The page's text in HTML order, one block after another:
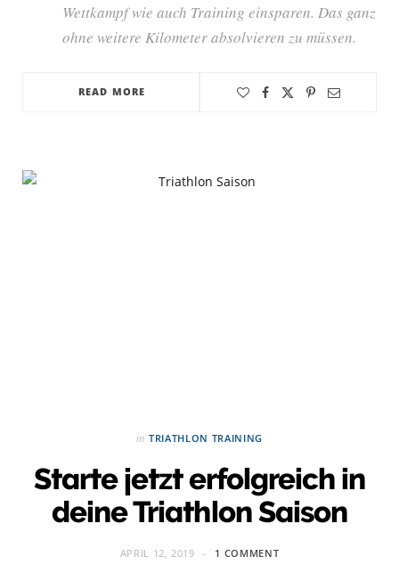
Wettkampf wie auch Training einsparen. Das ganz
ohne weitere Kilometer absolvieren zu müssen.
READ MORE
in TRIATHLON TRAINING
Starte jetzt erfolgreich in
deine Triathlon Saison
APRIL 12, 2019 1 COMMENT